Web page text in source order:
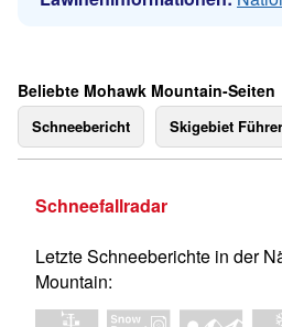
Beliebte Mohawk Mountain-Seiten
Schneebericht Skigebiet Führer
Schneefallradar
Letzte Schneeberichte in der
Mountain: